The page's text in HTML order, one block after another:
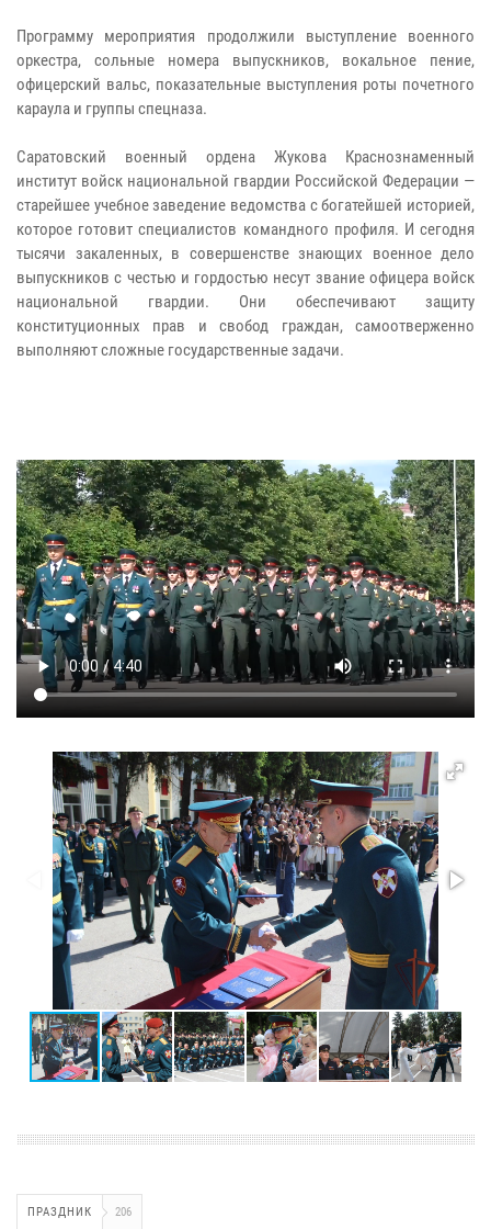
Программу мероприятия продолжили выступление военного
оркестра, сольные номера выпускников, вокальное пение,
офицерский вальс, показательные выступления роты почетного
караула и группы спецназа.
Саратовский военный ордена Жукова Краснознаменный
институт войск национальной гвардии Российской Федерации —
старейшее учебное заведение ведомства с богатейшей историей,
которое готовит специалистов командного профиля. И сегодня
тысячи закаленных, в совершенстве знающих военное дело
выпускников с честью и гордостью несут звание офицера войск
национальной гвардии. Они обеспечивают защиту
конституционных прав и свобод граждан, самоотверженно
выполняют сложные государственные задачи.
ПРАЗДНИК 206